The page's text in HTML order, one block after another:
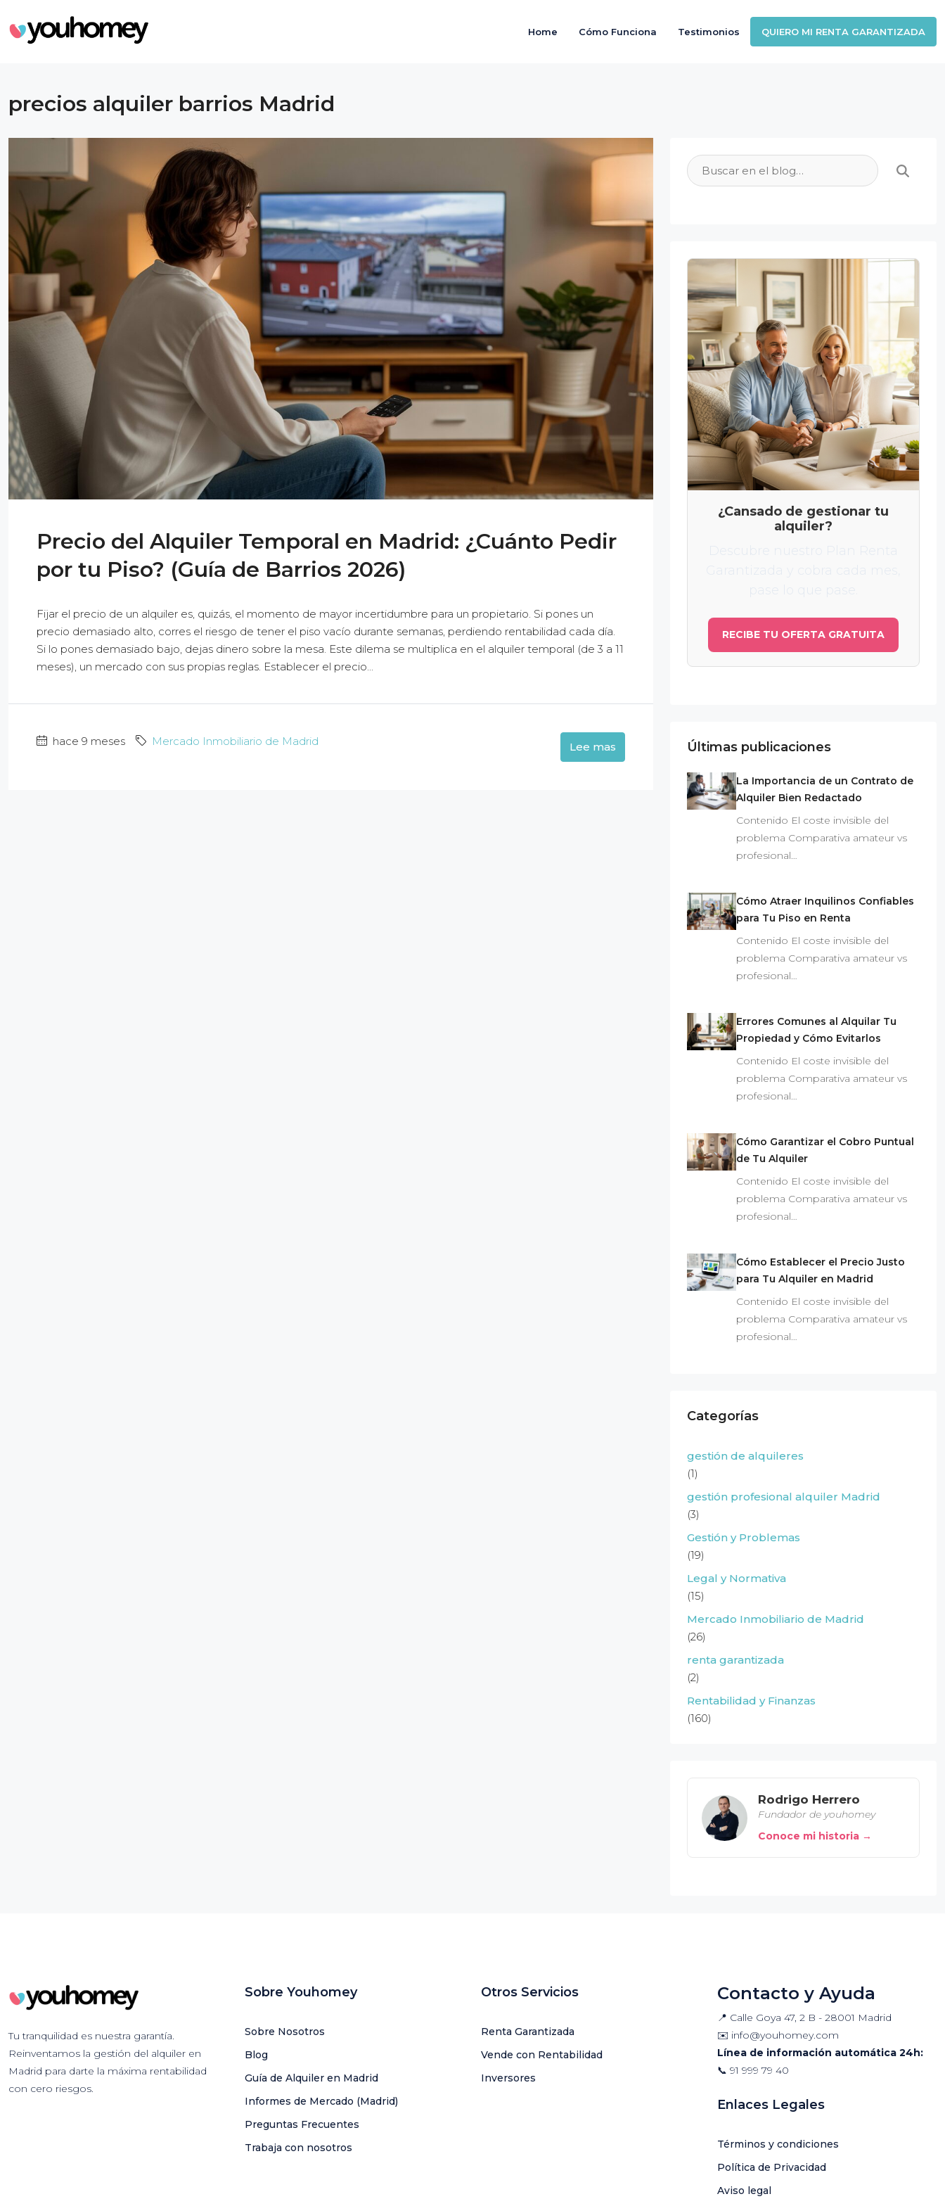
Home Cómo Funciona Testimonios QUIERO MI RENTA GARANTIZADA
precios alquiler barrios Madrid
Precio del Alquiler Temporal en Madrid: ¿Cuánto Pedir
por tu Piso? (Guía de Barrios 2026)
Fijar el precio de un alquiler es, quizás, el momento de mayor incertidumbre para un propietario. Si pones un
precio demasiado alto, corres el riesgo de tener el piso vacío durante semanas, perdiendo rentabilidad cada día.
Si lo pones demasiado bajo, dejas dinero sobre la mesa. Este dilema se multiplica en el alquiler temporal (de 3 a 11
meses), un mercado con sus propias reglas. Establecer el precio...
hace 9 meses Mercado Inmobiliario de Madrid Lee mas
¿Cansado de gestionar tu
alquiler?
RECIBE TU OFERTA GRATUITA
Últimas publicaciones
La Importancia de un Contrato de
Alquiler Bien Redactado
Contenido El coste invisible del
problema Comparativa amateur vs
profesional…
Cómo Atraer Inquilinos Confiables
para Tu Piso en Renta
Contenido El coste invisible del
problema Comparativa amateur vs
profesional…
Errores Comunes al Alquilar Tu
Propiedad y Cómo Evitarlos
Contenido El coste invisible del
problema Comparativa amateur vs
profesional…
Cómo Garantizar el Cobro Puntual
de Tu Alquiler
Contenido El coste invisible del
problema Comparativa amateur vs
profesional…
Cómo Establecer el Precio Justo
para Tu Alquiler en Madrid
Contenido El coste invisible del
problema Comparativa amateur vs
profesional…
Categorías
gestión de alquileres
(1)
gestión profesional alquiler Madrid
(3)
Gestión y Problemas
(19)
Legal y Normativa
(15)
Mercado Inmobiliario de Madrid
(26)
renta garantizada
(2)
Rentabilidad y Finanzas
(160)
Rodrigo Herrero
Fundador de youhomey
Conoce mi historia →
Tu tranquilidad es nuestra garantía.
Reinventamos la gestión del alquiler en
Madrid para darte la máxima rentabilidad
con cero riesgos.
Sobre Youhomey
Sobre Nosotros
Blog
Guía de Alquiler en Madrid
Informes de Mercado (Madrid)
Preguntas Frecuentes
Trabaja con nosotros
Otros Servicios
Renta Garantizada
Vende con Rentabilidad
Inversores
Contacto y Ayuda
📍 Calle Goya 47, 2 B - 28001 Madrid
✉️ info@youhomey.com
Línea de información automática 24h:
📞 91 999 79 40
Enlaces Legales
Términos y condiciones
Política de Privacidad
Aviso legal